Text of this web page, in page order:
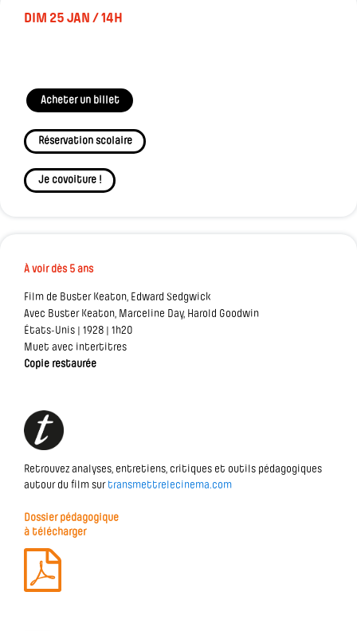
DIM 25 JAN / 14H
Acheter un billet
Réservation scolaire
Je covoiture !
À voir dès 5 ans
Film de Buster Keaton, Edward Sedgwick
Avec Buster Keaton, Marceline Day, Harold Goodwin
États-Unis | 1928 | 1h20
Muet avec intertitres
Copie restaurée
Retrouvez analyses, entretiens, critiques et outils pédagogiques
autour du film sur transmettrelecinema.com
Dossier pédagogique
à télécharger